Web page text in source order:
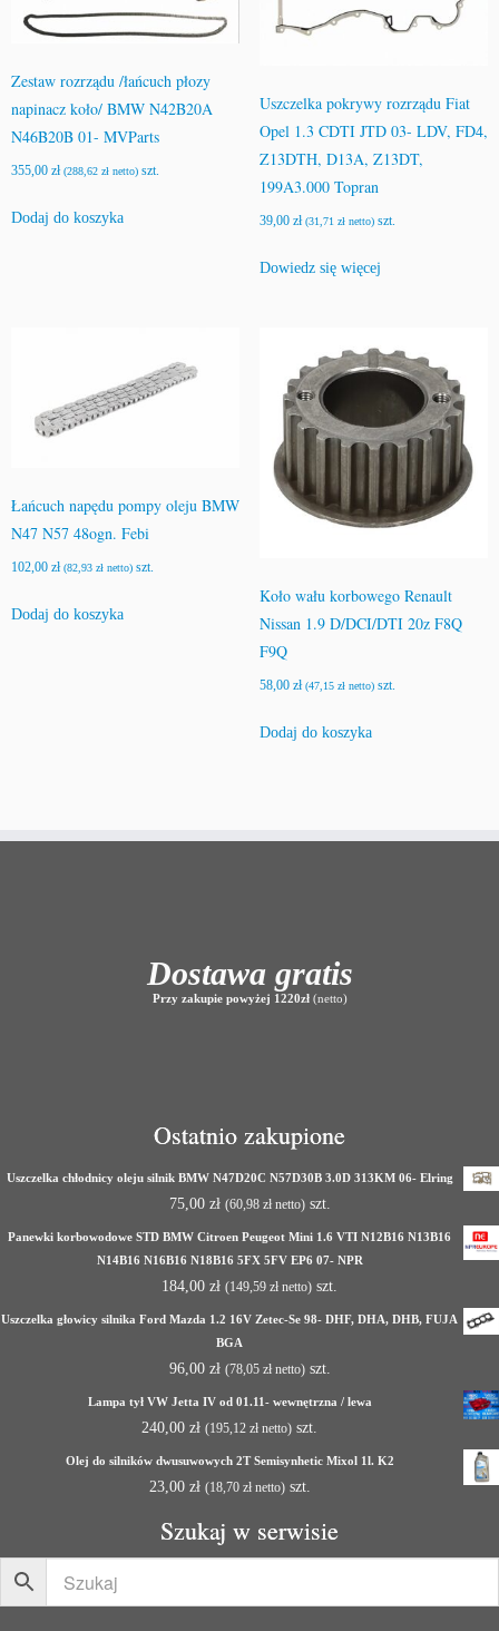
Zestaw rozrządu /łańcuch płozy
napinacz koło/ BMW N42B20A
N46B20B 01- MVParts
355,00 zł (288,62 zł netto) szt.
Dodaj do koszyka
Uszczelka pokrywy rozrządu Fiat
Opel 1.3 CDTI JTD 03- LDV, FD4,
Z13DTH, D13A, Z13DT,
199A3.000 Topran
39,00 zł (31,71 złnetto)szt.
Dowiedz się więcej
Łańcuch napędu pompy oleju BMW
N47 N57 48ogn. Febi
102,00 zł (82,93 zł netto) szt.
Dodaj do koszyka
Koło wału korbowego Renault
Nissan 1.9 D/DCI/DTI 20z F8Q
F9Q
58,00 zł (47,15 złnetto)szt.
Dodaj do koszyka
Dostawa gratis
Przy zakupie powyżej 1220zł(netto)
Ostatnio zakupione
Uszczelka chłodnicy oleju silnik BMW N47D20C N57D30B 3.0D 313KM 06- Elring
75,00 zł (60,98 złnetto)szt.
Panewki korbowodowe STD BMW Citroen Peugeot Mini 1.6 VTI N12B16 N13B16
N14B16 N16B16 N18B16 5FX 5FV EP6 07- NPR
184,00 zł (149,59 zł netto) szt.
Uszczelka głowicy silnika Ford Mazda 1.2 16V Zetec-Se 98- DHF, DHA, DHB, FUJA
BGA
96,00 zł (78,05 złnetto)szt.
Lampa tył VW Jetta IV od 01.11- wewnętrzna / lewa
240,00 zł (195,12 zł netto) szt.
Olej do silników dwusuwowych 2T Semisynhetic Mixol 1l. K2
23,00 zł (18,70 złnetto)szt.
Szukaj w serwisie